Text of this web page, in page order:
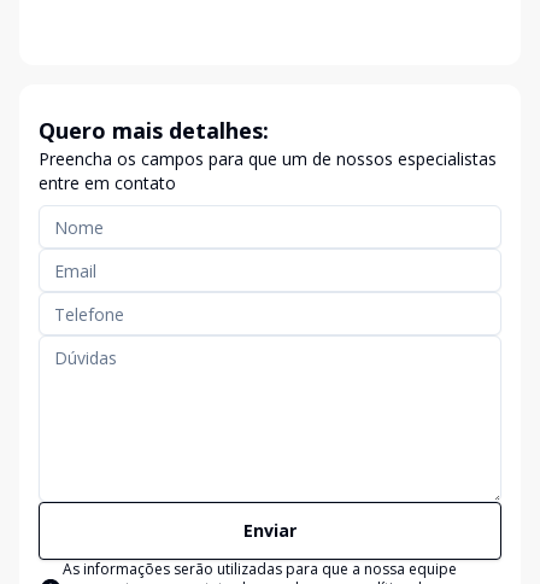
Quero mais detalhes:
Preencha os campos para que um de nossos especialistas
entre em contato
Enviar
As informações serão utilizadas para que a nossa equipe